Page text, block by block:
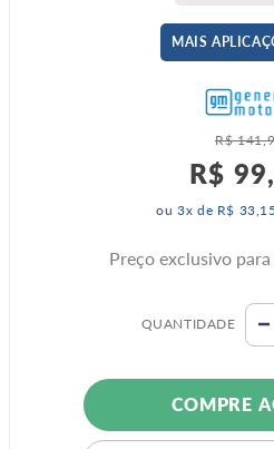
MAIS
R$ 141,
R$ 99
ou3x de R$ 33 15
Preço exclusivo
QUANTIDADE
COMPRE